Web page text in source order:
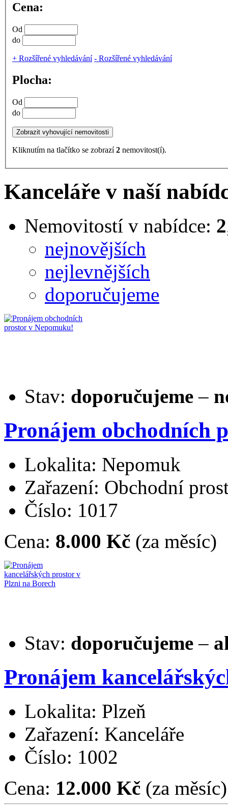
Cena:
Od
do
+ Rozšířené vyhledávání - Rozšířené vyhledávání
Plocha:
Od
do
Kliknutím na tlačítko se zobrazí2 nemovitost(í).
Kanceláře v naší
Nemovitostí v nabídce: 2
nejnovějších
nejlevnějších
doporučujeme
Stav: doporučujeme –
Pronájem obchodních
Lokalita: Nepomuk
Zařazení: Obchodní
Číslo: 1017
Cena: 8.000 Kč (za měsíc)
Stav: doporučujeme –
Pronájem
Lokalita: Plzeň
Zařazení: Kanceláře
Číslo: 1002
Cena: 12.000 Kč (za měsíc)